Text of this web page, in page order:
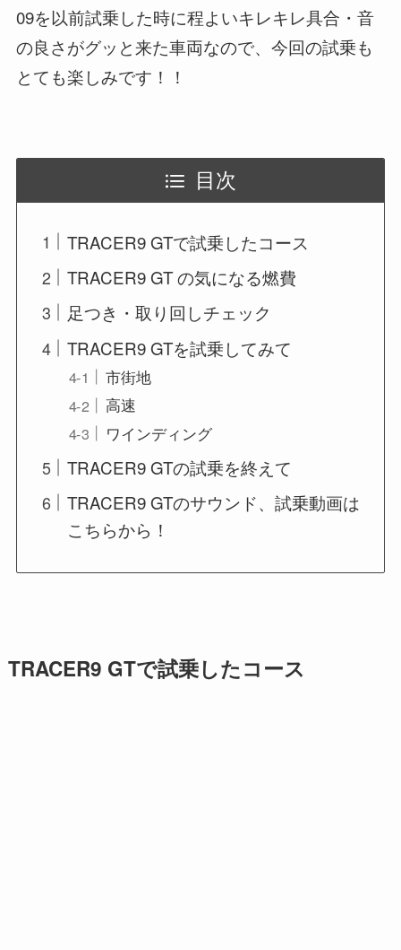
09を以前試乗した時に程よいキレキレ具合・音
の良さがグッと来た車両なので、今回の試乗も
とても楽しみです！！
目次
TRACER9 GTで試乗したコース
TRACER9 GT の気になる燃費
足つき・取り回しチェック
TRACER9 GTを試乗してみて
市街地
高速
ワインディング
TRACER9 GTの試乗を終えて
TRACER9 GTのサウンド、試乗動画は
こちらから！
TRACER9 GTで試乗したコース